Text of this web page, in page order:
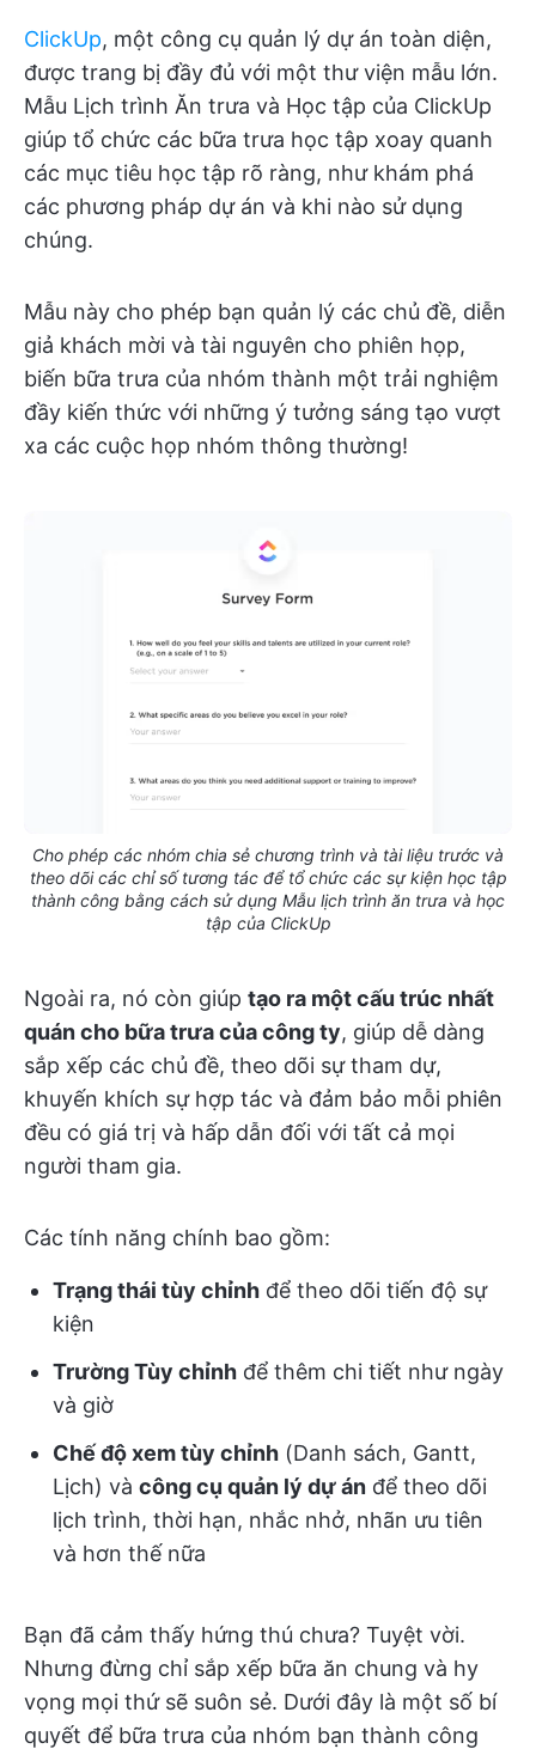
ClickUp, một công cụ quản lý dự án toàn diện,
được trang bị đầy đủ với một thư viện mẫu lớn.
Mẫu Lịch trình Ăn trưa và Học tập của ClickUp
giúp tổ chức các bữa trưa học tập xoay quanh
các mục tiêu học tập rõ ràng, như khám phá
các phương pháp dự án và khi nào sử dụng
chúng.
Mẫu này cho phép bạn quản lý các chủ đề, diễn
giả khách mời và tài nguyên cho phiên họp,
biến bữa trưa của nhóm thành một trải nghiệm
đầy kiến thức với những ý tưởng sáng tạo vượt
xa các cuộc họp nhóm thông thường!
Cho phép các nhóm chia sẻ chương trình và tài liệu trước và
theo dõi các chỉ số tương tác để tổ chức các sự kiện học tập
thành công bằng cách sử dụng Mẫu lịch trình ăn trưa và học
tập của ClickUp
Ngoài ra, nó còn giúp tạo ra một cấu trúc nhất
quán cho bữa trưa của công ty, giúp dễ dàng
sắp xếp các chủ đề, theo dõi sự tham dự,
khuyến khích sự hợp tác và đảm bảo mỗi phiên
đều có giá trị và hấp dẫn đối với tất cả mọi
người tham gia.
Các tính năng chính bao gồm:
Trạng thái tùy chỉnh để theo dõi tiến độ sự
kiện
Trường Tùy chỉnh để thêm chi tiết như ngày
và giờ
Chế độ xem tùy chỉnh (Danh sách, Gantt,
Lịch) và công cụ quản lý dự án để theo dõi
lịch trình, thời hạn, nhắc nhở, nhãn ưu tiên
và hơn thế nữa
Bạn đã cảm thấy hứng thú chưa? Tuyệt vời.
Nhưng đừng chỉ sắp xếp bữa ăn chung và hy
vọng mọi thứ sẽ suôn sẻ. Dưới đây là một số bí
quyết để bữa trưa của nhóm bạn thành công